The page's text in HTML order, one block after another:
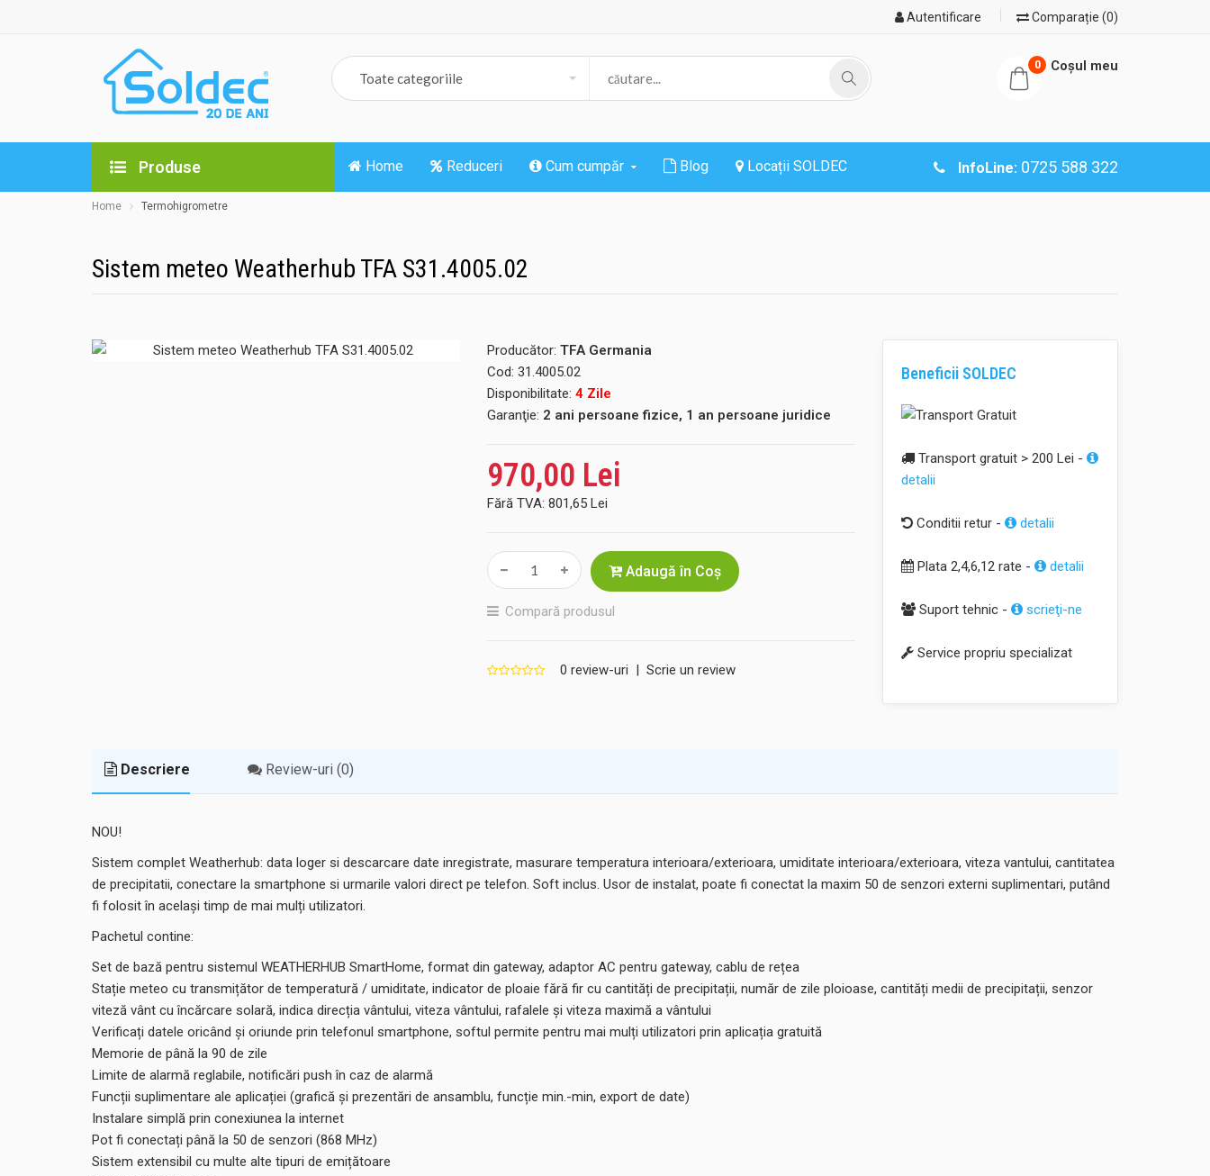
Autentificare Comparație (0)
0 Coşul meu
Produse Home Reduceri Cum cumpăr Blog InfoLine: 0725 588 322
Locații SOLDEC
Home Termohigrometre
Sistem meteo Weatherhub TFA S31.4005.02
Producător: TFA Germania
Cod: 31.4005.02
Disponibilitate: 4 Zile
Garanţie: 2 ani persoane fizice, 1 an persoane juridice
970,00 Lei
Fără TVA: 801,65 Lei
Adaugă în Coş
Compară produsul
0 review-uri | Scrie un review
Beneficii SOLDEC
Transport gratuit > 200 Lei -
detalii
Conditii retur - detalii
Plata 2,4,6,12 rate - detalii
Suport tehnic - scrieţi-ne
Service propriu specializat
Descriere Review-uri (0)
NOU!
Sistem complet Weatherhub: data loger si descarcare date inregistrate, masurare temperatura interioara/exterioara, umiditate interioara/exterioara, viteza vantului, cantitatea
de precipitatii, conectare la smartphone si urmarile valori direct pe telefon. Soft inclus. Usor de instalat, poate fi conectat la maxim 50 de senzori externi suplimentari, putând
fi folosit în același timp de mai mulți utilizatori.
Pachetul contine:
Set de bază pentru sistemul WEATHERHUB SmartHome, format din gateway, adaptor AC pentru gateway, cablu de rețea
Stație meteo cu transmițător de temperatură / umiditate, indicator de ploaie fără fir cu cantități de precipitații, număr de zile ploioase, cantități medii de precipitații, senzor
viteză vânt cu încărcare solară, indica direcția vântului, viteza vântului, rafalele și viteza maximă a vântului
Verificați datele oricând și oriunde prin telefonul smartphone, softul permite pentru mai mulți utilizatori prin aplicația gratuită
Memorie de până la 90 de zile
Limite de alarmă reglabile, notificări push în caz de alarmă
Funcții suplimentare ale aplicației (grafică și prezentări de ansamblu, funcție min.-min, export de date)
Instalare simplă prin conexiunea la internet
Pot fi conectați până la 50 de senzori (868 MHz)
Sistem extensibil cu multe alte tipuri de emițătoare